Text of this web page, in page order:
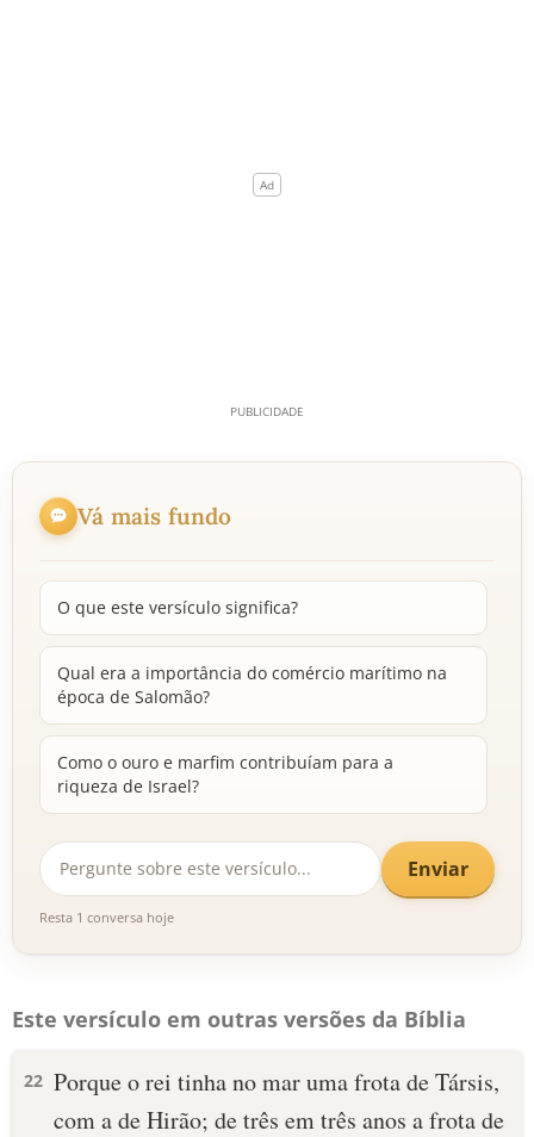
Vá mais fundo
O que este versículo significa?
Qual era a importância do comércio marítimo na
época de Salomão?
Como o ouro e marfim contribuíam para a
riqueza de Israel?
Enviar
Resta 1 conversa hoje
Este versículo em outras versões da Bíblia
22 Porque o rei tinha no mar uma frota de Társis,
com a de Hirão; de três em três anos a frota de